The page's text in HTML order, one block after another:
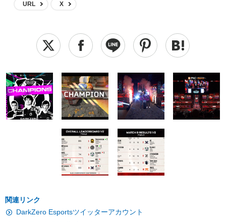
URL X
関連リンク
DarkZero Esportsツイッターアカウント